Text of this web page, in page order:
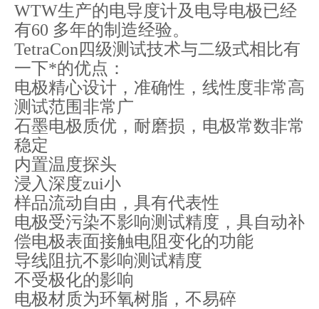
WTW生产的电导度计及电导电极已经
有60 多年的制造经验。
TetraCon四级测试技术与二级式相比有
一下*的优点：
电极精心设计，准确性，线性度非常高
测试范围非常广
石墨电极质优，耐磨损，电极常数非常
稳定
内置温度探头
浸入深度zui小
样品流动自由，具有代表性
电极受污染不影响测试精度，具自动补
偿电极表面接触电阻变化的功能
导线阻抗不影响测试精度
不受极化的影响
电极材质为环氧树脂，不易碎